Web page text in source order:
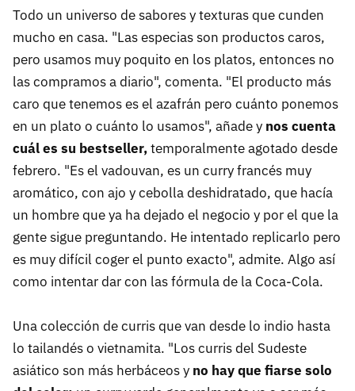
Todo un universo de sabores y texturas que cunden
mucho en casa. "Las especias son productos caros,
pero usamos muy poquito en los platos, entonces no
las compramos a diario", comenta. "El producto más
caro que tenemos es el azafrán pero cuánto ponemos
en un plato o cuánto lo usamos", añade y nos cuenta
cuál es su bestseller,temporalmente agotado desde
febrero. "Es el vadouvan, es un curry francés muy
aromático, con ajo y cebolla deshidratado, que hacía
un hombre que ya ha dejado el negocio y por el que la
gente sigue preguntando. He intentado replicarlo pero
es muy difícil coger el punto exacto", admite. Algo así
como intentar dar con las fórmula de la Coca-Cola.
Una colección de curris que van desde lo indio hasta
lo tailandés o vietnamita. "Los curris del Sudeste
asiático son más herbáceos y no hay que fiarse solo